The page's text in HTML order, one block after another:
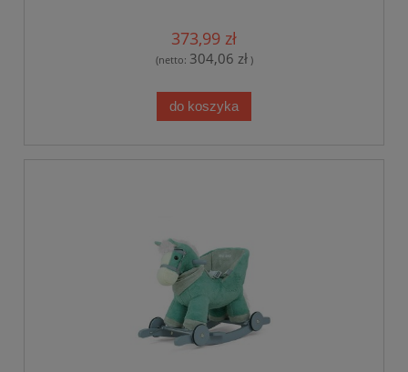
373,99 zł
(netto: 304,06 zł)
do koszyka